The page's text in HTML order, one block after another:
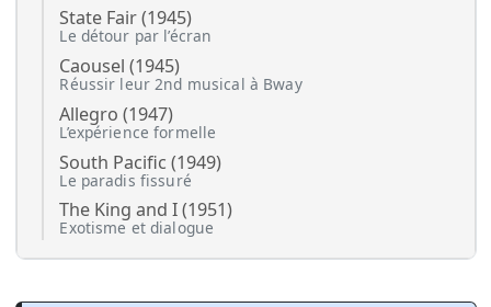
State Fair (1945)
Le détour par l’écran
Caousel (1945)
Réussir leur 2nd musical à Bway
Allegro (1947)
L’expérience formelle
South Pacific (1949)
Le paradis fissuré
The King and I (1951)
Exotisme et dialogue